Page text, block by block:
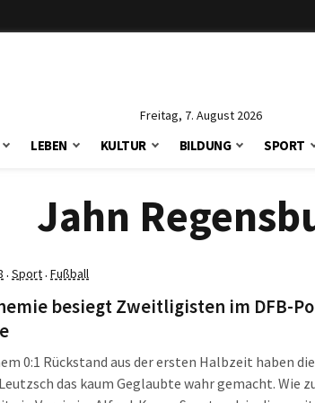
Freitag, 7. August 2026
LEBEN KULTUR BILDUNG SPORT
Jahn
· Sport· Fußball
besiegt Zweitligisten im DFB-
0:1 Rückstand aus der ersten Halbzeit haben
das kaum Geglaubte wahr gemacht. Wie